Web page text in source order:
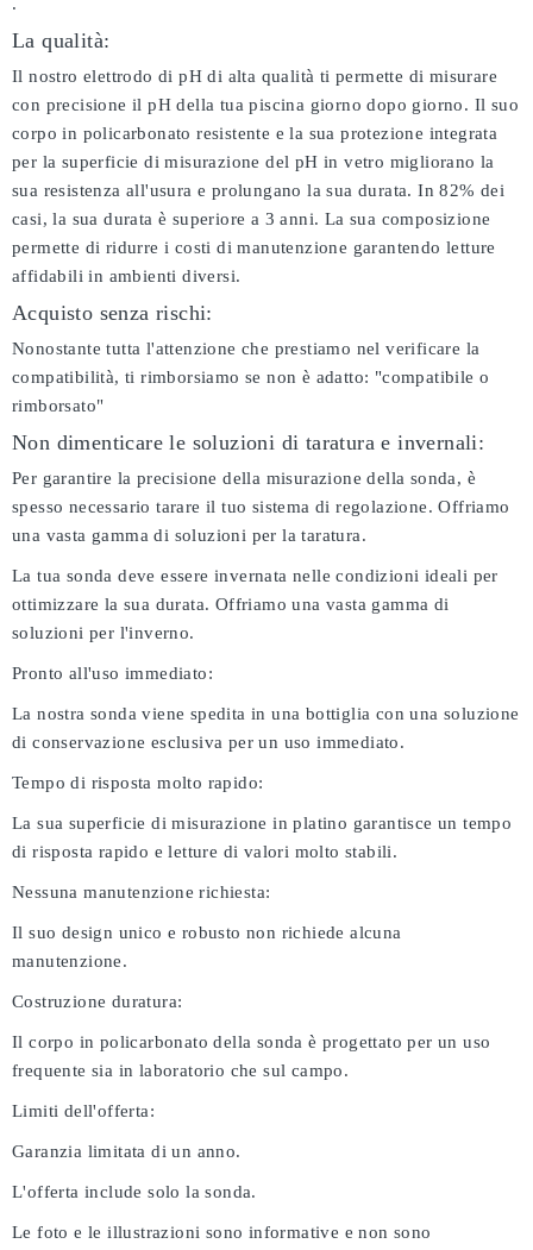
La qualità:
Il nostro elettrodo di pH di alta qualità ti permette di misurare
con precisione il pH della tua piscina giorno dopo giorno. Il suo
corpo in policarbonato resistente e la sua protezione integrata
per la superficie di misurazione del pH in vetro migliorano la
sua resistenza all'usura e prolungano la sua durata. In 82% dei
casi, la sua durata è superiore a 3 anni. La sua composizione
permette di ridurre i costi di manutenzione garantendo letture
affidabili in ambienti diversi.
Acquisto senza rischi:
Nonostante tutta l'attenzione che prestiamo nel verificare la
compatibilità, ti rimborsiamo se non è adatto: "compatibile o
rimborsato"
Non dimenticare le soluzioni di taratura e invernali:
Per garantire la precisione della misurazione della sonda, è
spesso necessario tarare il tuo sistema di regolazione. Offriamo
una vasta gamma di soluzioni per la taratura.
La tua sonda deve essere invernata nelle condizioni ideali per
ottimizzare la sua durata. Offriamo una vasta gamma di
soluzioni per l'inverno.
Pronto all'uso immediato:
La nostra sonda viene spedita in una bottiglia con una soluzione
di conservazione esclusiva per un uso immediato.
Tempo di risposta molto rapido:
La sua superficie di misurazione in platino garantisce un tempo
di risposta rapido e letture di valori molto stabili.
Nessuna manutenzione richiesta:
Il suo design unico e robusto non richiede alcuna
manutenzione.
Costruzione duratura:
Il corpo in policarbonato della sonda è progettato per un uso
frequente sia in laboratorio che sul campo.
Limiti dell'offerta:
Garanzia limitata di un anno.
L'offerta include solo la sonda.
Le foto e le illustrazioni sono informative e non sono